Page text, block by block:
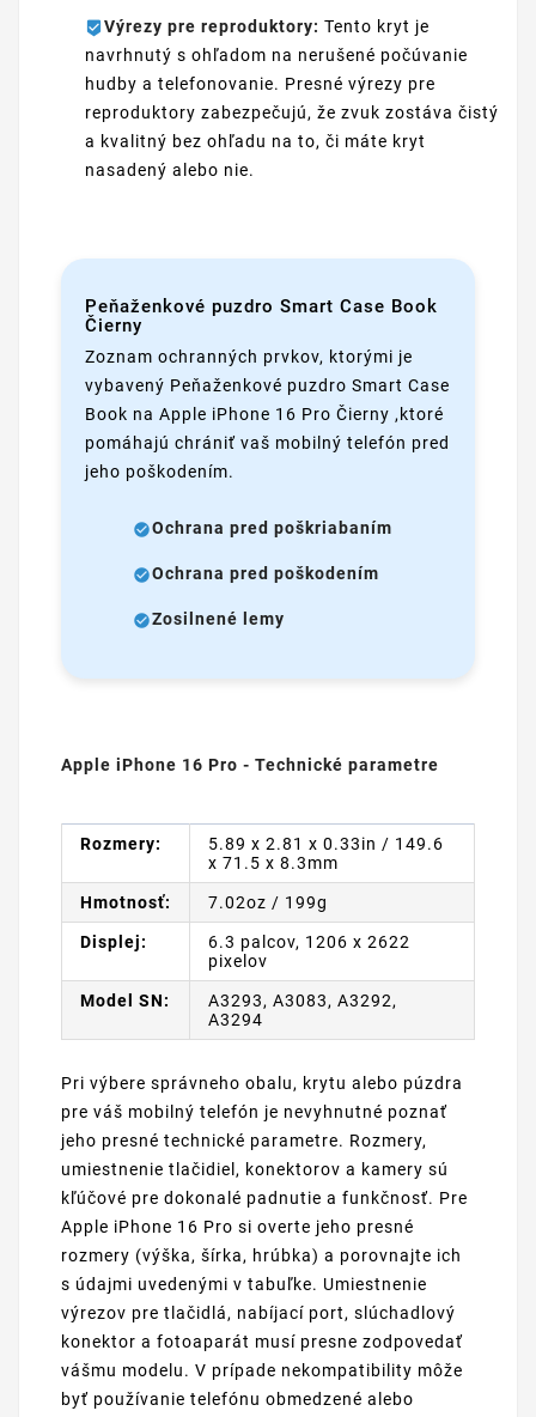
Výrezy pre reproduktory: Tento kryt je
navrhnutý s ohľadom na nerušené počúvanie
hudby a telefonovanie. Presné výrezy pre
reproduktory zabezpečujú, že zvuk zostáva čistý
a kvalitný bez ohľadu na to, či máte kryt
nasadený alebo nie.
Peňaženkové puzdro Smart Case Book
Čierny
Zoznam ochranných prvkov, ktorými je
vybavený Peňaženkové puzdro Smart Case
Book na Apple iPhone 16 Pro Čierny ,ktoré
pomáhajú chrániť vaš mobilný telefón pred
jeho poškodením.
Ochrana pred poškriabaním
Ochrana pred poškodením
Zosilnené lemy
Apple iPhone 16 Pro - Technické parametre
Rozmery:
5.89 x 2.81 x 0.33in / 149.6
x 71.5 x 8.3mm
Hmotnosť: 7.02oz / 199g
Displej:
6.3 palcov, 1206 x 2622
pixelov
Model SN:
A3293, A3083, A3292,
A3294
Pri výbere správneho obalu, krytu alebo púzdra
pre váš mobilný telefón je nevyhnutné poznať
jeho presné technické parametre. Rozmery,
umiestnenie tlačidiel, konektorov a kamery sú
kľúčové pre dokonalé padnutie a funkčnosť. Pre
Apple iPhone 16 Pro si overte jeho presné
rozmery (výška, šírka, hrúbka) a porovnajte ich
s údajmi uvedenými v tabuľke. Umiestnenie
výrezov pre tlačidlá, nabíjací port, slúchadlový
konektor a fotoaparát musí presne zodpovedať
vášmu modelu. V prípade nekompatibility môže
byť používanie telefónu obmedzené alebo